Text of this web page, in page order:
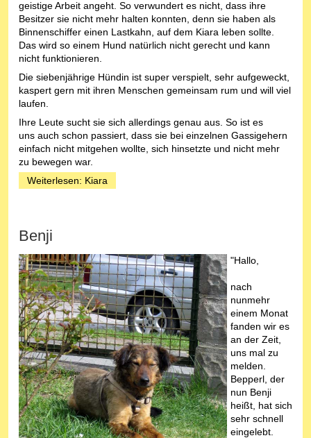
geistige Arbeit angeht. So verwundert es nicht, dass ihre
Besitzer sie nicht mehr halten konnten, denn sie haben als
Binnenschiffer einen Lastkahn, auf dem Kiara leben sollte.
Das wird so einem Hund natürlich nicht gerecht und kann
nicht funktionieren.
Die siebenjährige Hündin ist super verspielt, sehr aufgeweckt,
kaspert gern mit ihren Menschen gemeinsam rum und will viel
laufen.
Ihre Leute sucht sie sich allerdings genau aus. So ist es
uns auch schon passiert, dass sie bei einzelnen Gassigehern
einfach nicht mitgehen wollte, sich hinsetzte und nicht mehr
zu bewegen war.
Weiterlesen: Kiara
Benji
"Hallo,
nach
nunmehr
einem Monat
fanden wir es
an der Zeit,
uns mal zu
melden.
Bepperl, der
nun Benji
heißt, hat sich
sehr schnell
eingelebt.